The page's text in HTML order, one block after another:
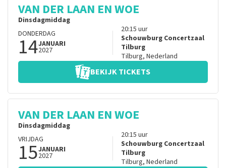
VAN DER LAAN EN WOE
Dinsdagmiddag
DONDERDAG
14JANUARI
2027
20:15 uur
Schouwburg Concertzaal
Tilburg
Tilburg, Nederland
BEKIJK TICKETS
VAN DER LAAN EN WOE
Dinsdagmiddag
VRIJDAG
15JANUARI
2027
20:15 uur
Schouwburg Concertzaal
Tilburg
Tilburg, Nederland